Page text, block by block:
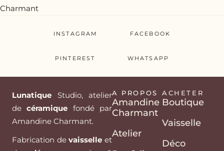
Charmant
INSTAGRAM FACEBOOK
PINTEREST WHATSAPP
Lunatique Studio, atelier
de céramique fondé par
Amandine Charmant.
Fabrication de vaisselle et
A PROPOS
Amandine
Charmant
Atelier
ACHETER
Boutique
Vaisselle
Déco